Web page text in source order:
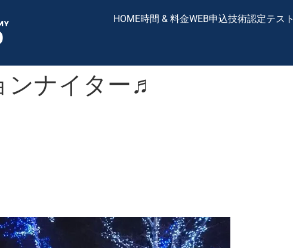
HOME時間 & 料金WEB申込技術認定テスト
ンナイター♬